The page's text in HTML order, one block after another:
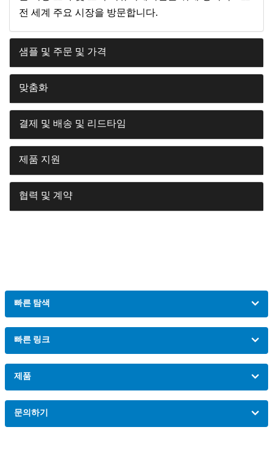
전 세계 주요 시장을 방문합니다.
샘플 및 주문 및 가격
맞춤화
결제 및 배송 및 리드타임
제품 지원
협력 및 계약
빠른 탐색
빠른 링크
제품
문의하기